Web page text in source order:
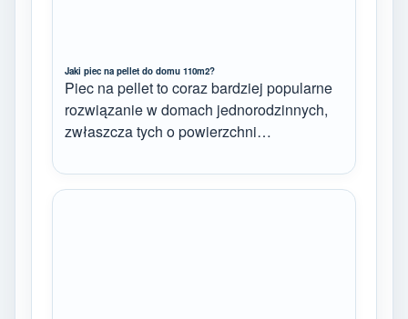
Jaki piec na pellet do domu 110m2?
Piec na pellet to coraz bardziej popularne
rozwiązanie w domach jednorodzinnych,
zwłaszcza tych o powierzchni…